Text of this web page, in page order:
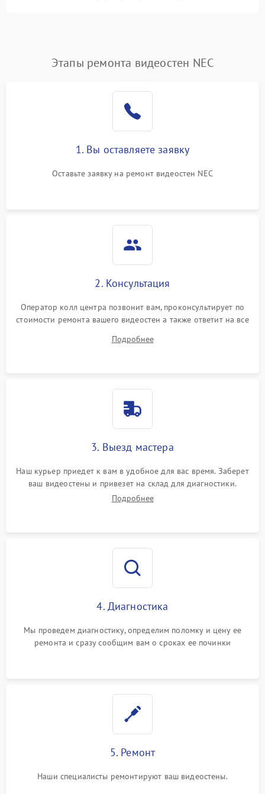
Этапы ремонта видеостен NEC
1. Вы оставляете заявку
Оставьте заявку на ремонт видеостен NEC
2. Консультация
Оператор колл центра позвонит вам, проконсультирует по
стоимости ремонта вашего видеостен а также ответит на все
Подробнее
3. Выезд мастера
Наш курьер приедет к вам в удобное для вас время. Заберет
ваш видеостены и привезет на склад для диагностики.
Подробнее
4. Диагностика
Мы проведем диагностику, определим поломку и цену ее
ремонта и сразу сообщим вам о сроках ее починки
5. Ремонт
Наши специалисты ремонтируют ваш видеостены.